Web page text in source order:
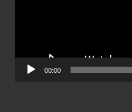
00:00